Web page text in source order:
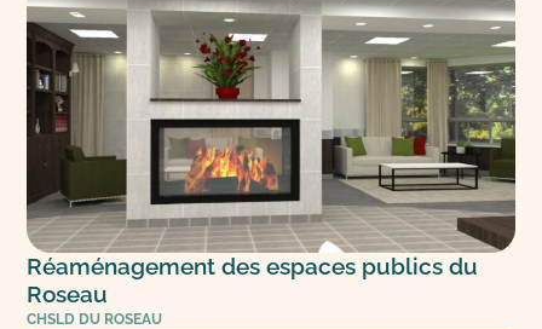
Réaménagement des espaces publics du
Roseau
CHSLD DU ROSEAU